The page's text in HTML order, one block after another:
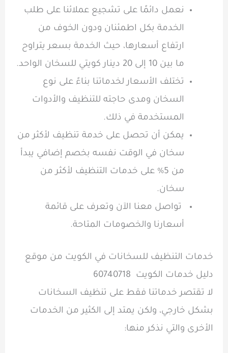
نعمل دائمًا على تشجيع عملائنا على طلب
الخدمة بكل اطمئنان ودون الخوف من
ارتفاع أسعارها، حيث الخدمة بسعر يتراوح
ما بين 10 إلى 20 دينار كويتي للسخان الواحد.
تختلف الأسعار لخدماتنا بناءً على نوع
السخان ومدى حاجته للتنظيف والأدوات
المستخدمة في ذلك.
يمكن أن تحصل على خدمة تنظيف لأكثر من
سخان في الوقت نفسه بخصم إضافي يبدأ
من 5% على خدمات التنظيف لأكثر من
سخان.
تواصل معنا الآن وتعرف على قائمة
أسعارنا والخصومات المتاحة.
خدمات التنظيف للسخانات في الكويت من موقع
دليل خدمات الكويت 60740718
لا تقتصر خدماتنا فقط على تنظيف السخانات
بشكل خارجي، ولكن يمتد إلى الكثير من الخدمات
الأخرى والتي نذكر منها: